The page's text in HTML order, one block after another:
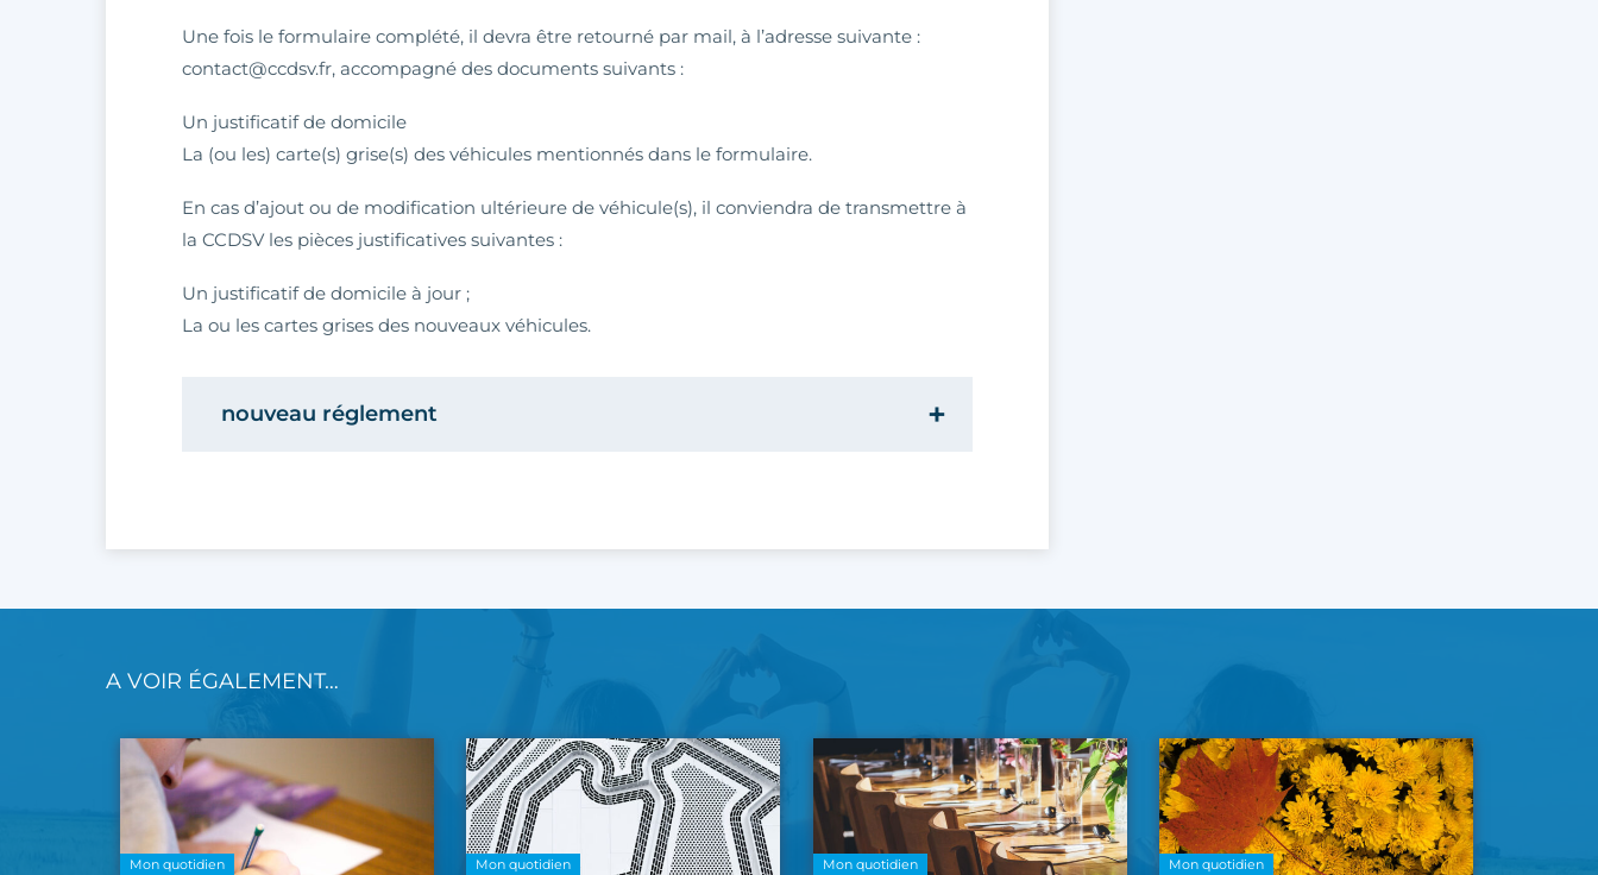
Une fois le formulaire complété, il devra être retourné par mail, à l’adresse suivante :
contact@ccdsv.fr, accompagné des documents suivants :
Un justificatif de domicile
La (ou les) carte(s) grise(s) des véhicules mentionnés dans le formulaire.
En cas d’ajout ou de modification ultérieure de véhicule(s), il conviendra de transmettre à
la CCDSV les pièces justificatives suivantes :
Un justificatif de domicile à jour ;
La ou les cartes grises des nouveaux véhicules.
nouveau réglement
A VOIR ÉGALEMENT…
Mon quotidien Mon quotidien Mon quotidien Mon quotidien